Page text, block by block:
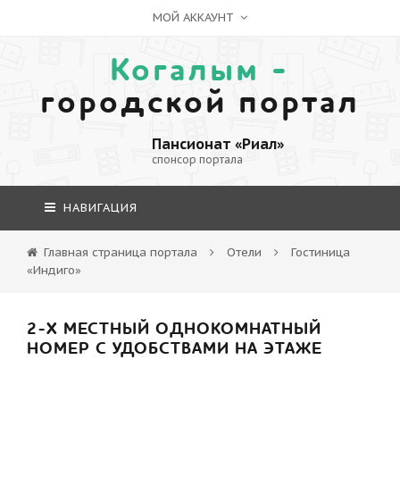
МОЙ АККАУНТ
Когалым -
городской портал
Пансионат «Риал»
спонсор портала
НАВИГАЦИЯ
Главная страница портала Отели
Гостиница
«Индиго»
2-Х МЕСТНЫЙ ОДНОКОМНАТНЫЙ
НОМЕР С УДОБСТВАМИ НА ЭТАЖЕ